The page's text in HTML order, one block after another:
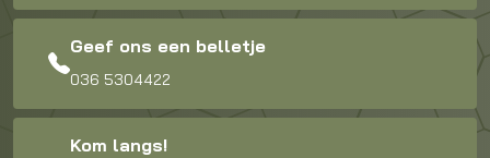
Geef ons een belletje
036 5304422
Kom langs!